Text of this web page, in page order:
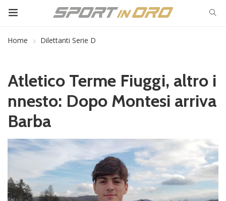
Home Dilettanti Serie D
Atletico Terme Fiuggi, altro i
nnesto: Dopo Montesi arriva
Barba